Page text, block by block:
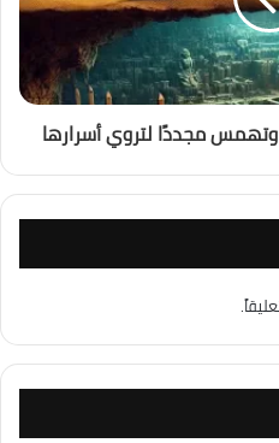
مجددًا لتروي أسرارها